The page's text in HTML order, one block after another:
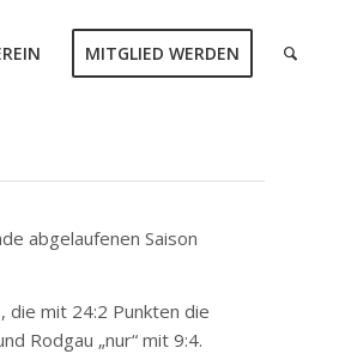
MITGLIED WERDEN
abgelaufenen Saison
die mit 24:2 Punkten die
Rodgau „nur“ mit 9:4.